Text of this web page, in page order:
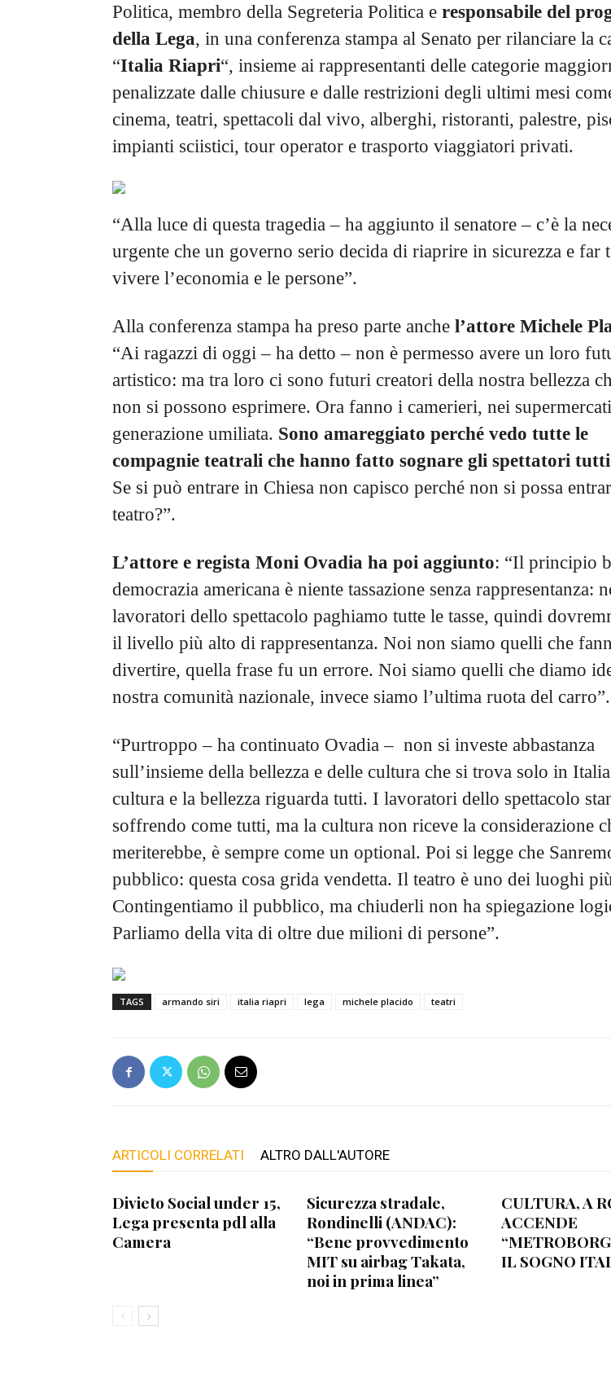
Politica, membro della Segreteria Politica e responsabile del
della Lega, in una conferenza stampa al Senato per rilanciare la
“Italia Riapri“, insieme ai rappresentanti delle categorie
penalizzate dalle chiusure e dalle restrizioni degli ultimi mesi
cinema, teatri, spettacoli dal vivo, alberghi, ristoranti, palestre,
impianti sciistici, tour operator e trasporto viaggiatori privati.
“Alla luce di questa tragedia – ha aggiunto il senatore – c’è la
urgente che un governo serio decida di riaprire in sicurezza e far
vivere l’economia e le persone”.
Alla conferenza stampa ha preso parte anche l’attore Michele
“Ai ragazzi di oggi – ha detto – non è permesso avere un loro
artistico: ma tra loro ci sono futuri creatori della nostra bellezza
non si possono esprimere. Ora fanno i camerieri, nei
generazione umiliata. Sono amareggiato perché vedo tutte le
compagnie teatrali che hanno fatto sognare gli spettatori
Se si può entrare in Chiesa non capisco perché non si possa
teatro?”.
L’attore e regista Moni Ovadia ha poi aggiunto: “Il principio
democrazia americana è niente tassazione senza rappresentanza:
lavoratori dello spettacolo paghiamo tutte le tasse, quindi
il livello più alto di rappresentanza. Noi non siamo quelli che
divertire, quella frase fu un errore. Noi siamo quelli che diamo
nostra comunità nazionale, invece siamo l’ultima ruota del carro”.
“Purtroppo – ha continuato Ovadia – non si investe abbastanza
sull’insieme della bellezza e delle cultura che si trova solo in
cultura e la bellezza riguarda tutti. I lavoratori dello spettacolo
soffrendo come tutti, ma la cultura non riceve la considerazione
meriterebbe, è sempre come un optional. Poi si legge che
pubblico: questa cosa grida vendetta. Il teatro è uno dei luoghi
Contingentiamo il pubblico, ma chiuderli non ha spiegazione
Parliamo della vita di oltre due milioni di persone”.
TAGS armando siri italia riapri lega michele placido teatri
ARTICOLI CORRELATI ALTRO DALL'AUTORE
Divieto Social under 15,
Lega presenta pdl alla
Camera
Sicurezza stradale,
Rondinelli (ANDAC):
“Bene provvedimento
MIT su airbag Takata,
noi in prima linea”
CULTURA, A
ACCENDE
IL SOGNO